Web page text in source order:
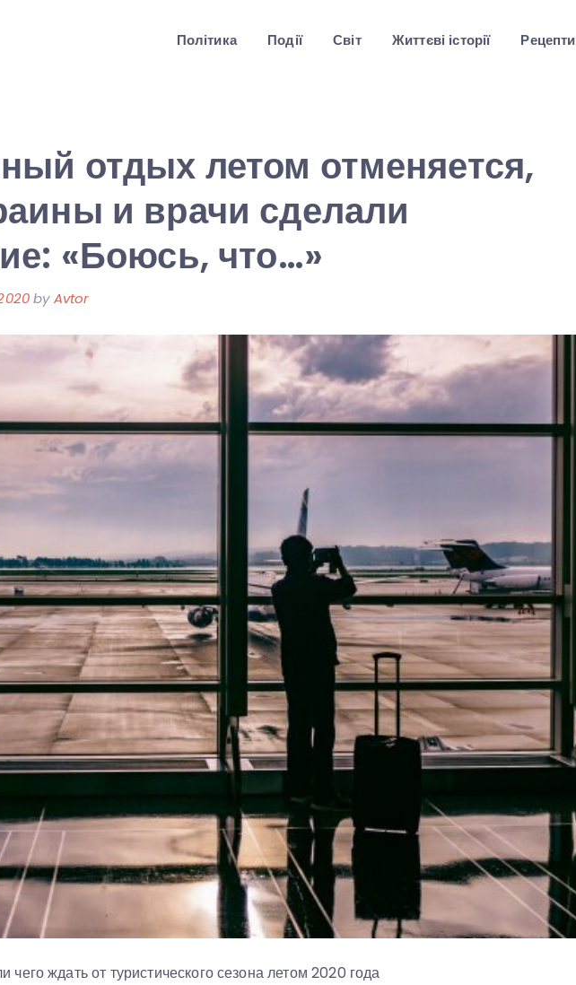
Політика Події Світ Життєві історії Рецепти
отдых летом отменяется,
и врачи сделали
«Боюсь, что…»
byAvtor
чего ждать от туристического сезона летом 2020 года